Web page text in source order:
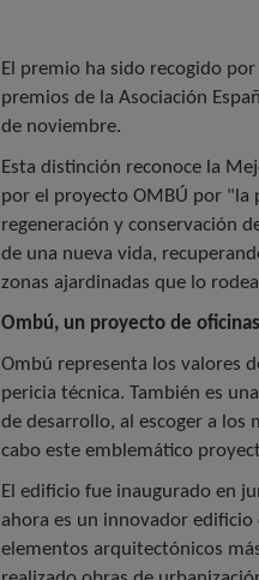
El premio ha sido recogido
premios de la Asociación
de noviembre.
Esta distinción reconoce la
por el proyecto OMBÚ por "la
regeneración y conservación
de una nueva vida,
zonas ajardinadas que lo
Ombú, un proyecto de
Ombú representa los valores
pericia técnica. También es
de desarrollo, al escoger a los
cabo este emblemático
El edificio fue inaugurado en
ahora es un innovador
elementos arquitectónicos